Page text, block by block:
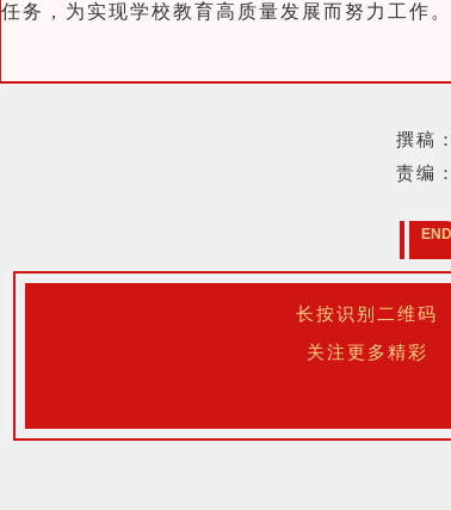
任务，为实现学校教育高质量发展而努力工作。
撰稿
责编
END
长按识别二维码
关注更多精彩